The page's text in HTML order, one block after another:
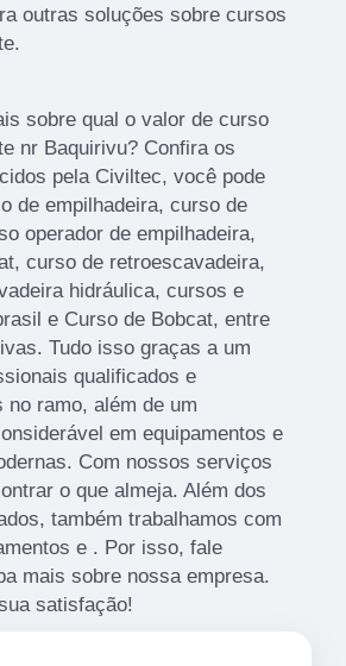
outras soluções sobre cursos
sobre qual o valor de curso
nr Baquirivu? Confira os
pela Civiltec, você pode
de empilhadeira, curso de
operador de empilhadeira,
curso de retroescavadeira,
hidráulica, cursos e
e Curso de Bobcat, entre
Tudo isso graças a um
qualificados e
no ramo, além de um
em equipamentos e
Com nossos serviços
o que almeja. Além dos
também trabalhamos com
e . Por isso, fale
mais sobre nossa empresa.
satisfação!